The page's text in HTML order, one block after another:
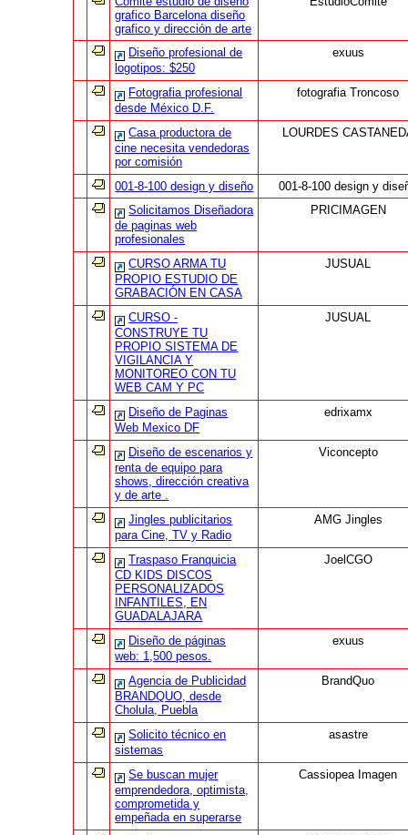
grafico Barcelona diseño
grafico y dirección de arte
Diseño profesional de
logotipos: $250
exuus
Fotografia profesional
desde México D.F.
fotografia Troncoso
Casa productora de
cine necesita vendedoras
por comisión
LOURDES
001-8-100 design y diseño
001-8-100 design y
Solicitamos Diseñadora
de paginas web
profesionales
PRICIMAGEN
CURSO ARMA TU
PROPIO ESTUDIO DE
GRABACIÓN EN CASA
JUSUAL
CURSO -
CONSTRUYE TU
PROPIO SISTEMA DE
VIGILANCIA Y
MONITOREO CON TU
WEB CAM Y PC
JUSUAL
Diseño de Paginas
Web Mexico DF
edrixamx
Diseño de escenarios y
renta de equipo para
shows, dirección creativa
y de arte .
Viconcepto
Jingles publicitarios
para Cine, TV y Radio
AMG Jingles
Traspaso Franquicia
CD KIDS DISCOS
PERSONALIZADOS
INFANTILES, EN
GUADALAJARA
JoelCGO
Diseño de páginas
web: 1,500 pesos.
exuus
Agencia de Publicidad
BRANDQUO, desde
Cholula, Puebla
BrandQuo
Solicito técnico en
sistemas
asastre
Se buscan mujer
emprendedora, optimista,
comprometida y
empeñada en superarse
Cassiopea Imagen